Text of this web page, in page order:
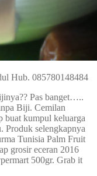
Hub. 085780148484
Pas banget…..
Biji. Cemilan
buat kumpul keluarga
Produk selengkapnya
Tunisia Palm Fruit
grosir eceran 2016
500gr. Grab it